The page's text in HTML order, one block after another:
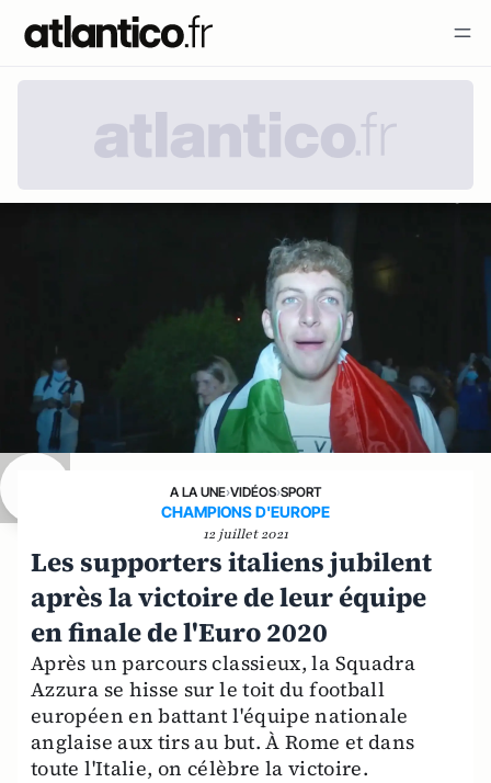
A LA UNE›VIDÉOS›SPORT
CHAMPIONS D'EUROPE
12 juillet 2021
Les supporters italiens jubilent
après la victoire de leur équipe
en finale de l'Euro 2020
Après un parcours classieux, la Squadra
Azzura se hisse sur le toit du football
européen en battant l'équipe nationale
anglaise aux tirs au but. À Rome et dans
toute l'Italie, on célèbre la victoire.